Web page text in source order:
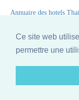
Ce site web
permettre une
Annuaire des hotels